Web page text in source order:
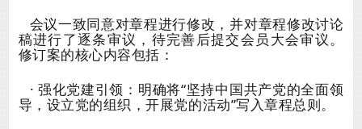
会议一致同意对章程进行修改，并对章程修改讨论
稿进行了逐条审议，待完善后提交会员大会审议。
修订案的核心内容包括：
· 强化党建引领：明确将“坚持中国共产党的全面领
导，设立党的组织，开展党的活动”写入章程总则。